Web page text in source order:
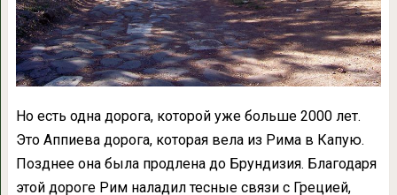
Но есть одна дорога, которой уже больше 2000 лет.
Это Аппиева дорога, которая вела из Рима в Капую.
Позднее она была продлена до Брундизия. Благодаря
этой дороге Рим наладил тесные связи с Грецией,